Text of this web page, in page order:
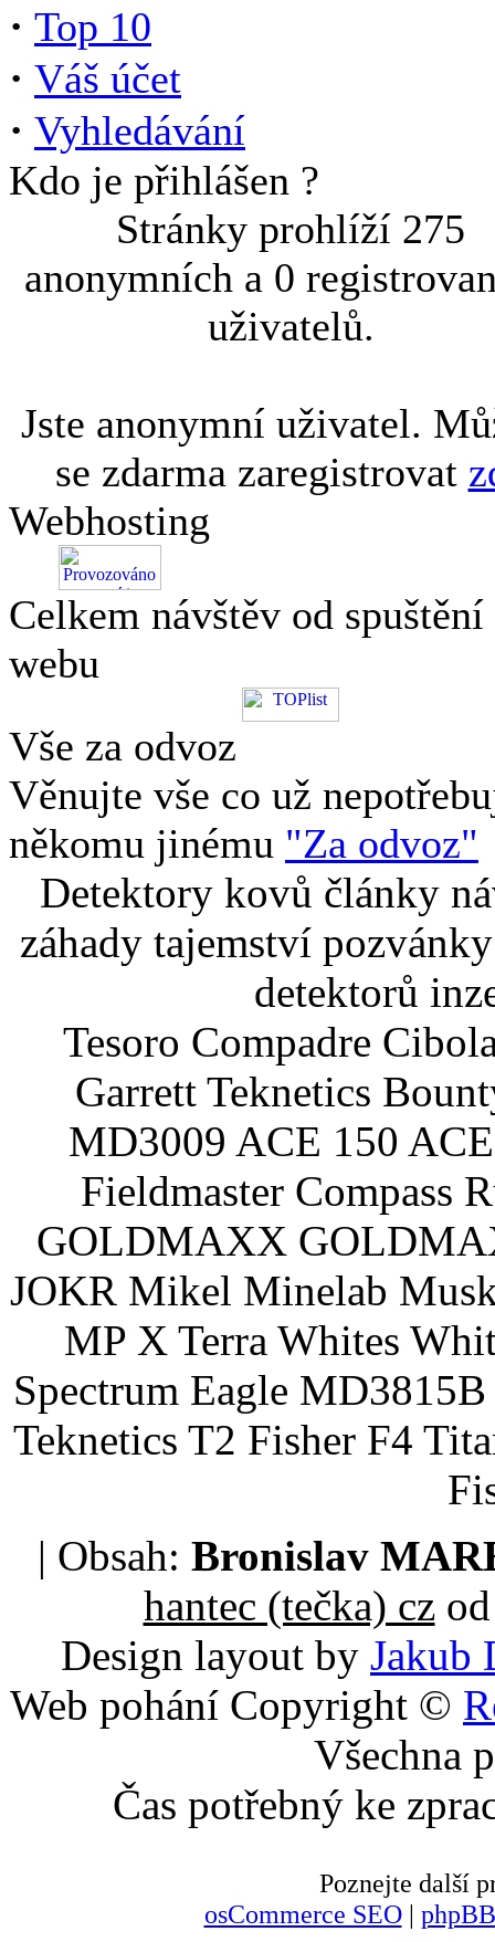
· Top 10
· Váš účet
· Vyhledávání
Kdo je přihlášen ?
Stránky prohlíží 275
anonymních a 0
uživatelů.
Jste anonymní uživatel.
se zdarma zaregistrovat
Webhosting
Celkem návštěv od spuštění
webu
Vše za odvoz
Věnujte vše co už
někomu jinému "Za odvoz"
Detektory kovů články
záhady tajemství
detektorů
Tesoro Compadre
Garrett Teknetics
MD3009 ACE 150
Fieldmaster Compass
GOLDMAXX
JOKR Mikel Minelab
MP X Terra Whites
Spectrum Eagle
Teknetics T2 Fisher F4
| Obsah: Bronislav
hantec (tečka) czod
Design layout by Jakub
Web pohání Copyright ©
Všechna
Čas potřebný ke
Poznejte další
osCommerce SEO|